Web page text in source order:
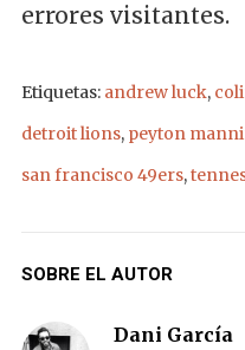
errores visitantes.
Etiquetas: andrew luck,
detroit lions, peyton
san francisco 49ers,
SOBRE EL AUTOR
Dani García